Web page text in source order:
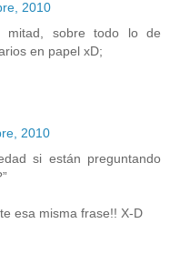
2010
mitad, sobre todo lo de
en papel xD;
2010
si están preguntando
esa misma frase!! X-D